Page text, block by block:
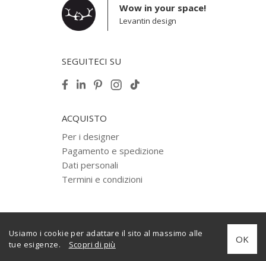
Wow in your space!
Levantin design
SEGUITECI SU
ACQUISTO
Per i designer
Pagamento e spedizione
Dati personali
Termini e condizioni
© 2012–2025 Levantin design diritto d'autore. Tutti i diritti riservati.
Creato da
Usiamo i cookie per adattare il sito al massimo alle
tue esigenze.
Scopri di più OK